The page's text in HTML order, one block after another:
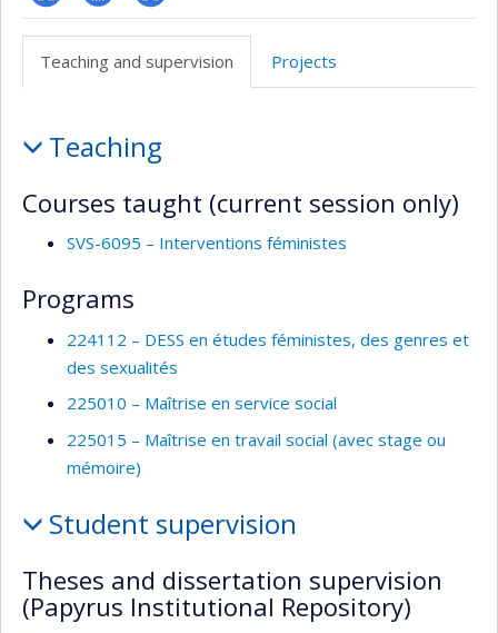
ResearchGate
Page
(faculté,département,école)
Autre
web
Teaching and supervision Projects
and
supervision
Teaching
Courses taught (current session only)
SVS-6095 – Interventions féministes
Programs
224112 – DESS en études féministes, des genres et
des sexualités
225010 – Maîtrise en service social
225015 – Maîtrise en travail social (avec stage ou
mémoire)
Student supervision
Theses and dissertation supervision
(Papyrus Institutional Repository)